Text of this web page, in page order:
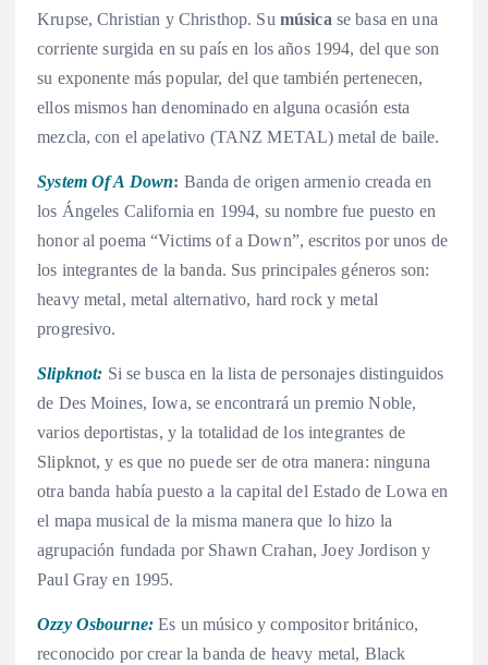
Krupse, Christian y Christhop. Su música se basa en una
corriente surgida en su país en los años 1994, del que son
su exponente más popular, del que también pertenecen,
ellos mismos han denominado en alguna ocasión esta
mezcla, con el apelativo (TANZ METAL) metal de baile.
System Of A Down: Banda de origen armenio creada en
los Ángeles California en 1994, su nombre fue puesto en
honor al poema “Victims of a Down”, escritos por unos de
los integrantes de la banda. Sus principales géneros son:
heavy metal, metal alternativo, hard rock y metal
progresivo.
Slipknot: Si se busca en la lista de personajes distinguidos
de Des Moines, Iowa, se encontrará un premio Noble,
varios deportistas, y la totalidad de los integrantes de
Slipknot, y es que no puede ser de otra manera: ninguna
otra banda había puesto a la capital del Estado de Lowa en
el mapa musical de la misma manera que lo hizo la
agrupación fundada por Shawn Crahan, Joey Jordison y
Paul Gray en 1995.
Ozzy Osbourne: Es un músico y compositor británico,
reconocido por crear la banda de heavy metal, Black